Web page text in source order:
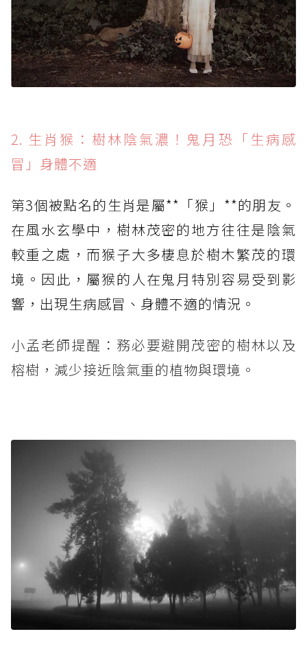
2. 生肖猴：樹林陰氣濃！鬼月恐「生病感
冒」身體不適
第3個被點名的生肖是屬**「猴」**的朋友。
在風水玄學中，樹林茂密的地方往往是陰氣
較重之處，而猴子大多棲息於樹木繁茂的環
境。因此，屬猴的人在鬼月特別容易受到影
響，出現生病感冒、身體不適的情況。
小孟老師提醒：務必要避開茂密的樹林以及
榕樹，減少接近陰氣重的植物與環境。